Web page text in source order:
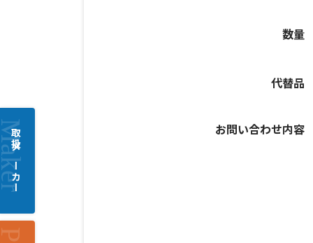
数量
代替品
お問い合わせ内容
取扱メーカー